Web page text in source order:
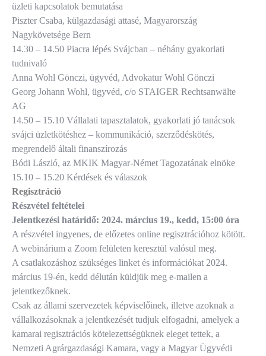
üzleti kapcsolatok bemutatása
Piszter Csaba, külgazdasági attasé, Magyarország
Nagykövetsége Bern
14.30 – 14.50 Piacra lépés Svájcban – néhány gyakorlati
tudnivaló
Anna Wohl Gönczi, ügyvéd, Advokatur Wohl Gönczi
Georg Johann Wohl, ügyvéd, c/o STAIGER Rechtsanwälte
AG
14.50 – 15.10 Vállalati tapasztalatok, gyakorlati jó tanácsok
svájci üzletkötéshez – kommunikáció, szerződéskötés,
megrendelő általi finanszírozás
Bódi László, az MKIK Magyar-Német Tagozatának elnöke
15.10 – 15.20 Kérdések és válaszok
Regisztráció
Részvétel feltételei
Jelentkezési határidő: 2024. március 19., kedd, 15:00 óra
A részvétel ingyenes, de előzetes online regisztrációhoz kötött.
A webinárium a Zoom felületen keresztül valósul meg.
A csatlakozáshoz szükséges linket és információkat 2024.
március 19-én, kedd délután küldjük meg e-mailen a
jelentkezőknek.
Csak az állami szervezetek képviselőinek, illetve azoknak a
vállalkozásoknak a jelentkezését tudjuk elfogadni, amelyek a
kamarai regisztrációs kötelezettségüknek eleget tettek, a
Nemzeti Agrárgazdasági Kamara, vagy a Magyar Ügyvédi